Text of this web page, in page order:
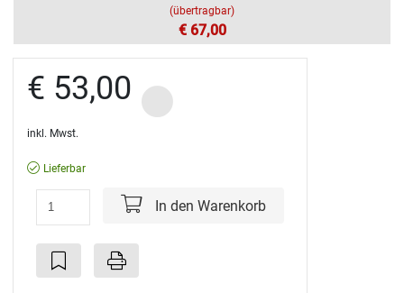
(übertragbar)
€ 67,00
€ 53,00
inkl. Mwst.
Lieferbar
In den Warenkorb